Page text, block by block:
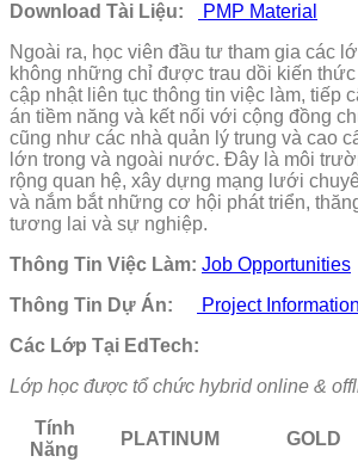
Download Tài Liệu:
PMP Material
Ngoài ra, học viên đầu tư tham gia các
không những chỉ được trau dồi kiến
cập nhật liên tục thông tin việc làm, tiếp
án tiềm năng và kết nối với cộng đồng
cũng như các nhà quản lý trung và cao
lớn trong và ngoài nước. Đây là môi
rộng quan hệ, xây dựng mạng lưới
và nắm bắt những cơ hội phát triển,
tương lai và sự nghiệp.
Thông Tin Việc Làm: Job Opportunities
Thông Tin Dự Án:
Project Information
Các Lớp Tại EdTech:
Lớp học được tổ chức hybrid online &
Tính
Năng
PLATINUM GOLD